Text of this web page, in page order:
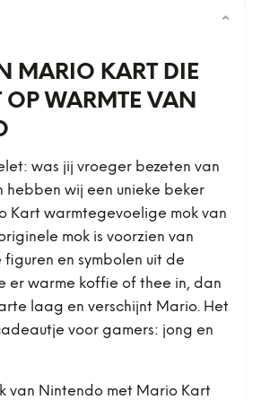
⌄
MARIO KART DIE
OP WARMTE VAN
was jij vroeger bezeten van
hebben wij een unieke beker
Kart warmtegevoelige mok van
mok is voorzien van
en symbolen uit de
er warme koffie of thee in, dan
laag en verschijnt Mario. Het
voor gamers: jong en
van Nintendo met Mario Kart